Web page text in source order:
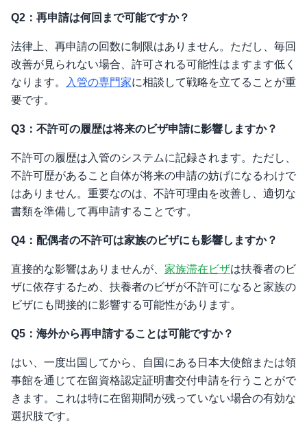
Q2：再申請は何回まで可能ですか？
法律上、再申請の回数に制限はありません。ただし、毎回
改善が見られない場合、許可される可能性はますます低く
なります。
入管の専門家に相談して戦略を立てることが重
要です。
Q3：不許可の履歴は将来のビザ申請に影響しますか？
不許可の履歴は入管のシステムに記録されます。ただし、
不許可歴があること自体が将来の申請の妨げになるわけで
はありません。重要なのは、不許可理由を改善し、適切な
書類を準備して再申請することです。
Q4：配偶者の不許可は家族のビザにも影響しますか？
直接的な影響はありませんが、 家族滞在ビザは扶養者のビ
ザに依存するため、扶養者のビザが不許可になると家族の
ビザにも間接的に影響する可能性があります。
Q5：海外から再申請することは可能ですか？
はい、一度出国してから、自国にある日本大使館または領
事館を通じて在留資格認定証明書交付申請を行うことがで
きます。これは特に在留期間が残っていない場合の有効な
選択肢です。